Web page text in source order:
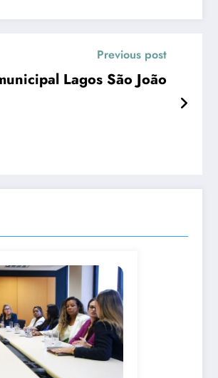
Previous post
Lagos São João